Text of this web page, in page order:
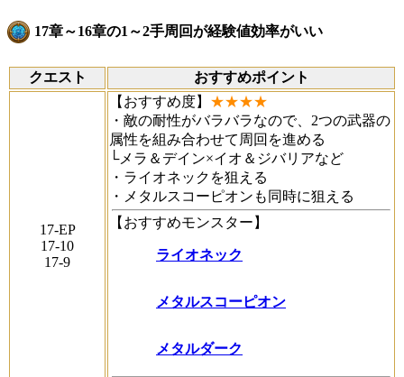
17章～16章の1～2手周回が経験値効率がいい
クエスト おすすめポイント
17-EP
17-10
17-9
【おすすめ度】 ★★★★
・敵の耐性がバラバラなので、2つの武器の
属性を組み合わせて周回を進める
└メラ＆デイン×イオ＆ジバリアなど
・ライオネックを狙える
・メタルスコーピオンも同時に狙える
【おすすめモンスター】
ライオネック
メタルスコーピオン
メタルダーク